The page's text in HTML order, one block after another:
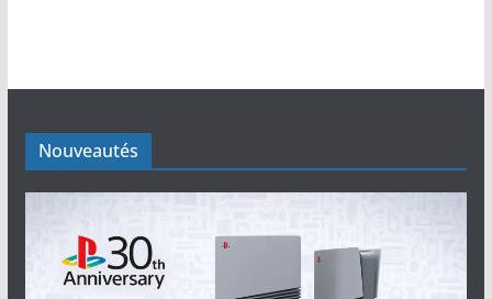
Nouveautés